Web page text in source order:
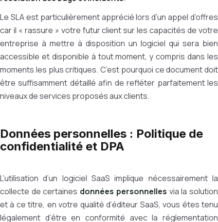
Le SLA est particulièrement apprécié lors d’un appel d’offres
car il « rassure » votre futur client sur les capacités de votre
entreprise à mettre à disposition un logiciel qui sera bien
accessible et disponible à tout moment, y compris dans les
moments les plus critiques. C’est pourquoi ce document doit
être suffisamment détaillé afin de refléter parfaitement les
niveaux de services proposés aux clients.
Données personnelles : Politique de
confidentialité et DPA
L’utilisation d’un logiciel SaaS implique nécessairement la
collecte de certaines données personnelles via la solution
et à ce titre, en votre qualité d’éditeur SaaS, vous êtes tenu
légalement d’être en conformité avec la réglementation